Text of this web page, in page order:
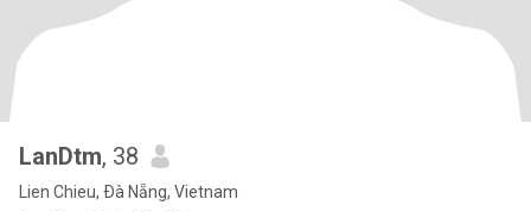
LanDtm, 38
Lien Chieu, Ðà Nẵng, Vietnam